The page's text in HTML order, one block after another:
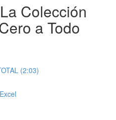
Colección
a Todo
(2:03)